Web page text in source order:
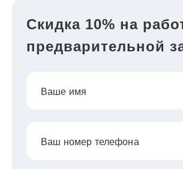
Скидка 10% на
предварительной
Ваше имя
Ваш номер телефона